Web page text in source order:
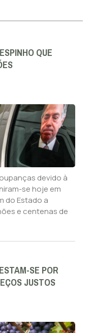
QUE
devido à
se hoje em
do Estado a
e centenas de
SE POR
JUSTOS